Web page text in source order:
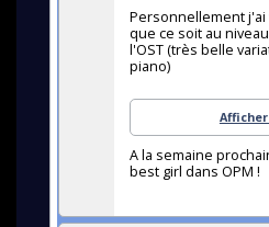
Personnellement
que ce soit au
l'OST (très belle
piano)
A la semaine
best girl dans OPM !